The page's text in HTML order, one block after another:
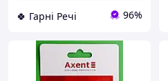
🍀 Гарні Речі 96%